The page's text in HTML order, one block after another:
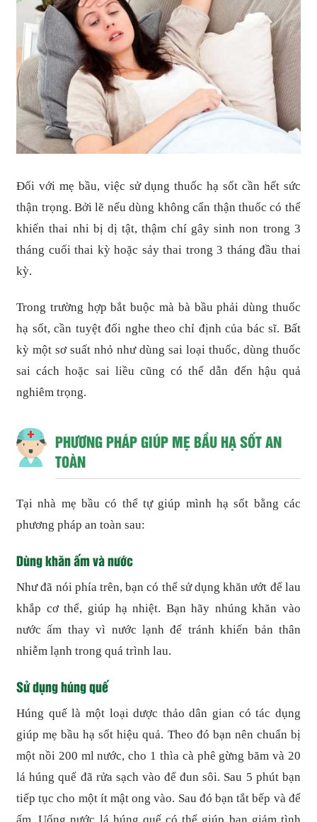
Đối với mẹ bầu, việc sử dụng thuốc hạ sốt cần hết sức
thận trọng. Bởi lẽ nếu dùng không cẩn thận thuốc có thể
khiến thai nhi bị dị tật, thậm chí gây sinh non trong 3
tháng cuối thai kỳ hoặc sảy thai trong 3 tháng đầu thai
kỳ.
Trong trường hợp bắt buộc mà bà bầu phải dùng thuốc
hạ sốt, cần tuyệt đối nghe theo chỉ định của bác sĩ. Bất
kỳ một sơ suất nhỏ như dùng sai loại thuốc, dùng thuốc
sai cách hoặc sai liều cũng có thể dẫn đến hậu quả
nghiêm trọng.
PHƯƠNG PHÁP GIÚP MẸ BẦU HẠ SỐT AN
TOÀN
Tại nhà mẹ bầu có thể tự giúp mình hạ sốt bằng các
phương pháp an toàn sau:
Dùng khăn ấm và nước
Như đã nói phía trên, bạn có thể sử dụng khăn ướt để lau
khắp cơ thể, giúp hạ nhiệt. Bạn hãy nhúng khăn vào
nước ấm thay vì nước lạnh để tránh khiến bản thân
nhiễm lạnh trong quá trình lau.
Sử dụng húng quế
Húng quế là một loại dược thảo dân gian có tác dụng
giúp mẹ bầu hạ sốt hiệu quả. Theo đó bạn nên chuẩn bị
một nồi 200 ml nước, cho 1 thìa cà phê gừng băm và 20
lá húng quế đã rửa sạch vào để đun sôi. Sau 5 phút bạn
tiếp tục cho một ít mật ong vào. Sau đó bạn tắt bếp và để
ấm. Uống nước lá húng quế có thể giúp bạn giảm tình